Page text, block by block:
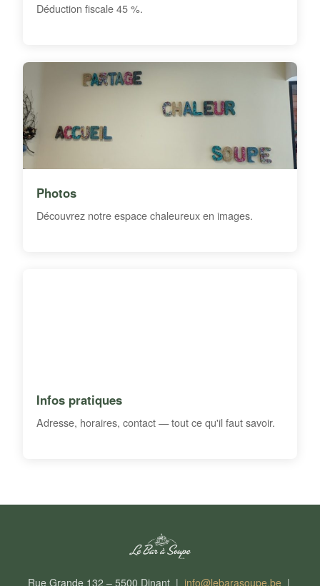
Déduction fiscale 45 %.
Photos
Découvrez notre espace chaleureux en images.
Infos pratiques
Adresse, horaires, contact — tout ce qu'il faut savoir.
Rue Grande 132 – 5500 Dinant | info@lebarasoupe.be|